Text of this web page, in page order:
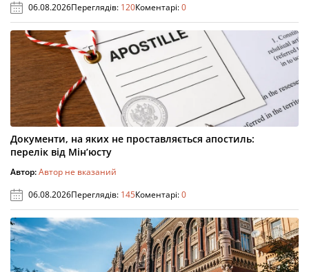
06.08.2026Переглядів: 120Коментарі:0
Документи, на яких не проставляється апостиль:
перелік від Мін’юсту
Автор:Автор не вказаний
06.08.2026Переглядів: 145Коментарі:0